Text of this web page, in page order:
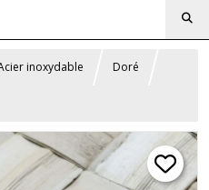
inoxydable Doré